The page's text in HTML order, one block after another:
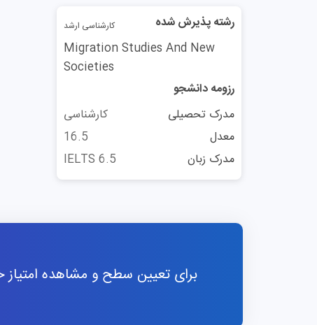
رشته پذیرش شده کارشناسی ارشد
Migration Studies And New
Societies
رزومه دانشجو
مدرک تحصیلی
کارشناسی
معدل
16.5
مدرک زبان
IELTS 6.5
برای تعیین سطح و مشاهده امتیاز